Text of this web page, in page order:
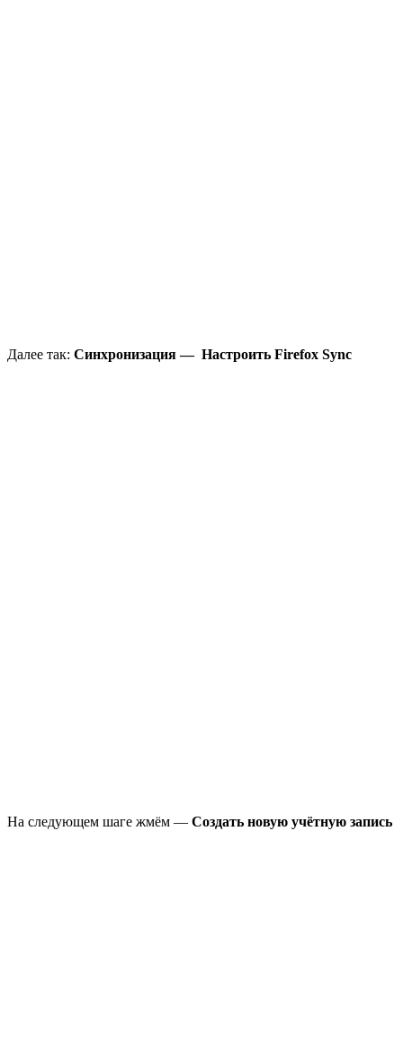
Далее так: Синхронизация — Настроить Firefox Sync
На следующем шаге жмём — Создать новую учётную запись